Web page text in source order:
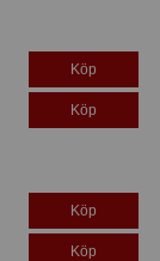
Köp
Köp
Köp
Köp